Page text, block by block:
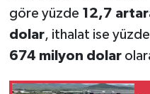
göre yüzde 12,7
dolar, ithalat ise yüzde
674 milyon dolar